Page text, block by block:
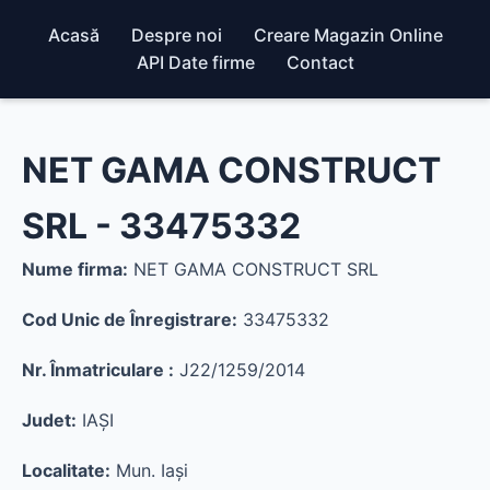
Acasă Despre noi
Creare Magazin Online
API Date firme
Contact
NET GAMA CONSTRUCT
SRL - 33475332
Nume firma: NET GAMA CONSTRUCT SRL
Cod Unic de Înregistrare: 33475332
Nr. Înmatriculare : J22/1259/2014
Judet: IAŞI
Localitate: Mun. Iaşi